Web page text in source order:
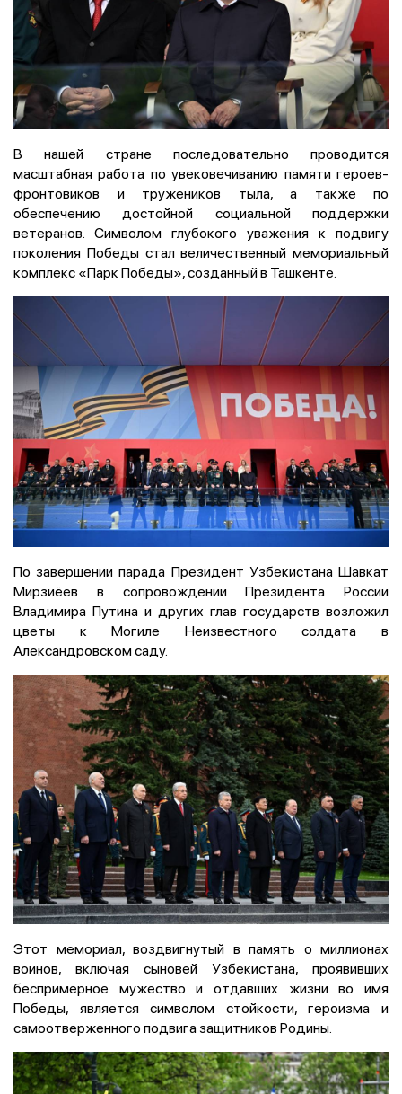
В нашей стране последовательно проводится
масштабная работа по увековечиванию памяти героев-
фронтовиков и тружеников тыла, а также по
обеспечению достойной социальной поддержки
ветеранов. Символом глубокого уважения к подвигу
поколения Победы стал величественный мемориальный
комплекс «Парк Победы», созданный в Ташкенте.
По завершении парада Президент Узбекистана Шавкат
Мирзиёев в сопровождении Президента России
Владимира Путина и других глав государств возложил
цветы к Могиле Неизвестного солдата в
Александровском саду.
Этот мемориал, воздвигнутый в память о миллионах
воинов, включая сыновей Узбекистана, проявивших
беспримерное мужество и отдавших жизни во имя
Победы, является символом стойкости, героизма и
самоотверженного подвига защитников Родины.